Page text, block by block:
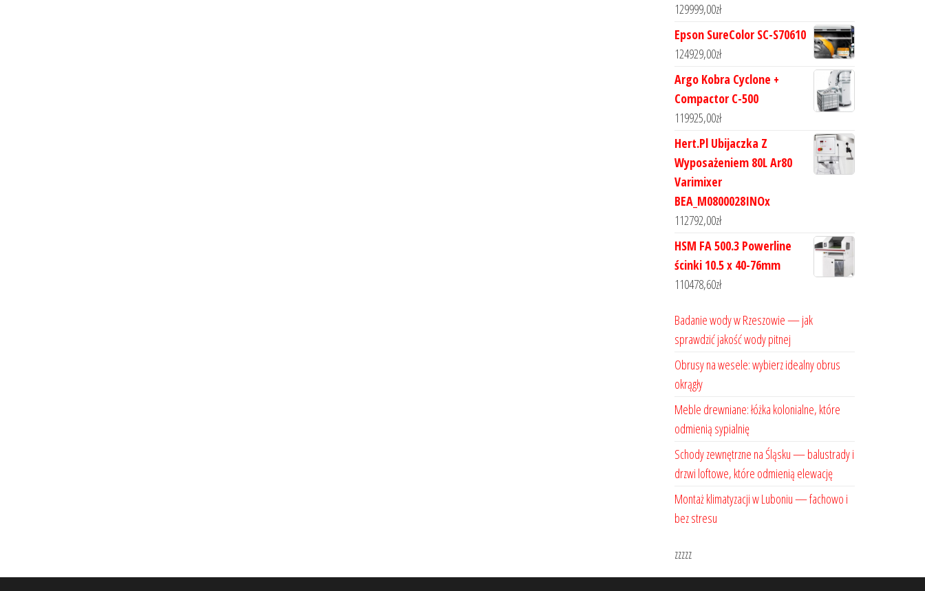
129999,00zł
Epson SureColor SC-S70610
124929,00zł
Argo Kobra Cyclone +
Compactor C-500
119925,00zł
Hert.Pl Ubijaczka Z
Wyposażeniem 80L Ar80
Varimixer
BEA_M0800028INOx
112792,00zł
HSM FA 500.3 Powerline
ścinki 10.5 x 40-76mm
110478,60zł
Badanie wody w Rzeszowie — jak
sprawdzić jakość wody pitnej
Obrusy na wesele: wybierz idealny obrus
okrągły
Meble drewniane: łóżka kolonialne, które
odmienią sypialnię
Schody zewnętrzne na Śląsku — balustrady i
drzwi loftowe, które odmienią elewację
Montaż klimatyzacji w Luboniu — fachowo i
bez stresu
zzzzz